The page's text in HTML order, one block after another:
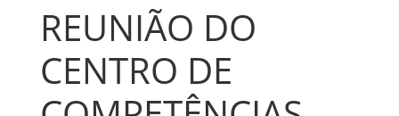
REUNIÃO DO
CENTRO DE